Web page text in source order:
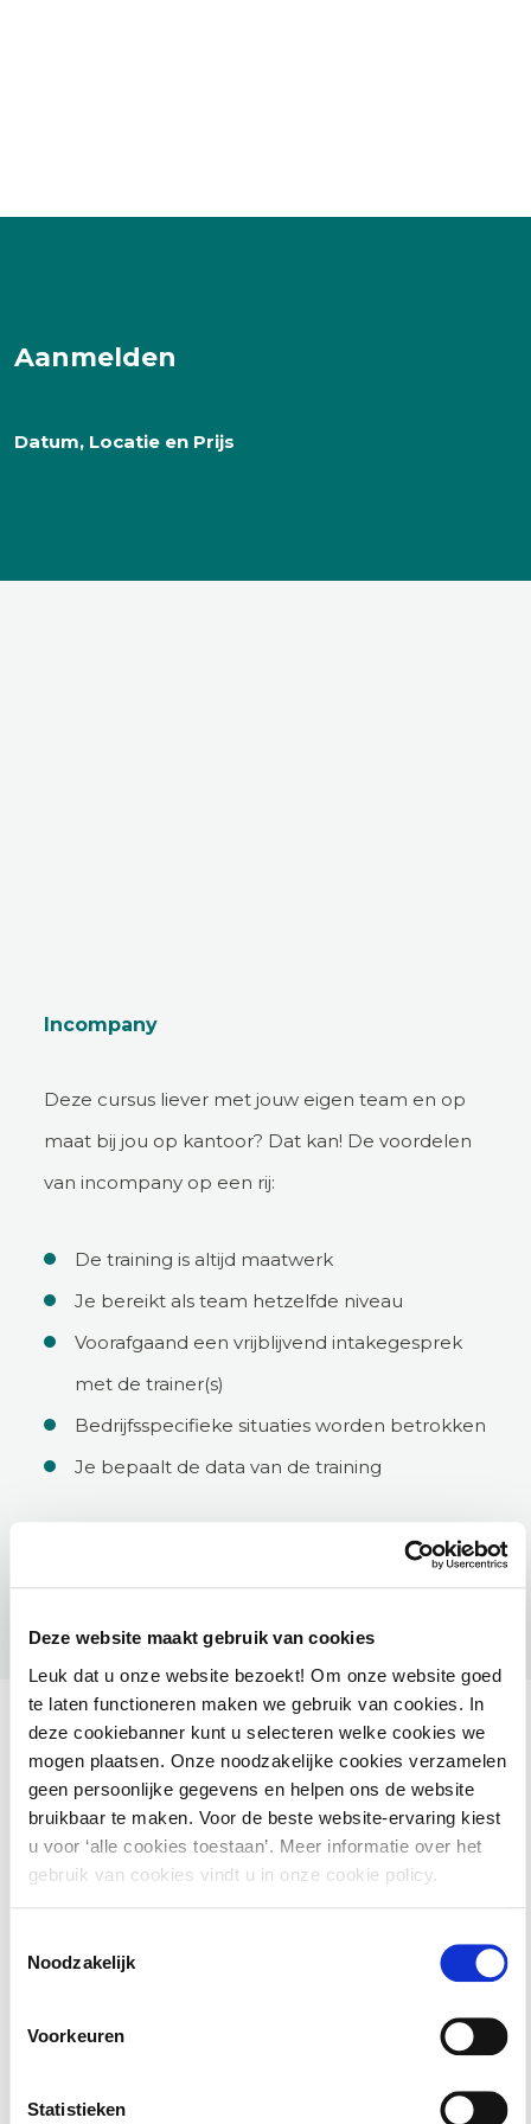
Deze website maakt gebruik van cookies
Leuk dat u onze website bezoekt! Om onze website goed
te laten functioneren maken we gebruik van cookies. In
deze cookiebanner kunt u selecteren welke cookies we
mogen plaatsen. Onze noodzakelijke cookies verzamelen
geen persoonlijke gegevens en helpen ons de website
bruikbaar te maken. Voor de beste website-ervaring kiest
u voor ‘alle cookies toestaan’. Meer informatie over het
gebruik van cookies vindt u in onze cookie policy.
Noodzakelijk
Voorkeuren
Statistieken
Aanmelden
Datum, Locatie en Prijs
Incompany
Deze cursus liever met jouw eigen team en op
maat bij jou op kantoor? Dat kan! De voordelen
van incompany op een rij:
De training is altijd maatwerk
Je bereikt als team hetzelfde niveau
Voorafgaand een vrijblijvend intakegesprek
met de trainer(s)
Bedrijfsspecifieke situaties worden betrokken
Je bepaalt de data van de training
Ook interessant voor jou
HAMIL voor gemeenten – Handhaving Milieu
Basiscursus Omgevingswet: inhoud en